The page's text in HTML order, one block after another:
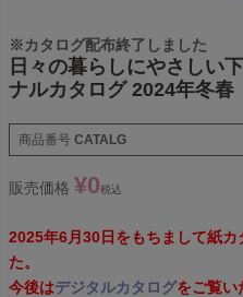
※カタログ配布終了しました
日々の暮らしにやさしい
ナルカタログ 2024年冬春
商品番号 CATALG
販売価格 ¥0税込
2025年6月30日をもちまして紙
た。
今後はデジタルカタログをご覧い